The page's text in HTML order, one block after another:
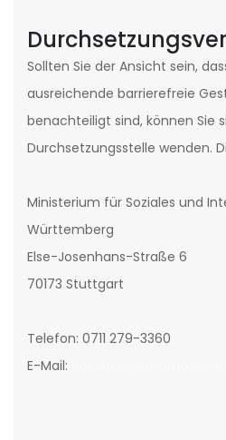
Sollten Sie der Ansicht sein,
ausreichende barrierefreie
benachteiligt sind, können Sie
Durchsetzungsstelle wenden.
Ministerium für Soziales und
Württemberg
Else-Josenhans-Straße 6
70173 Stuttgart
Telefon: 0711 279-3360
E-Mail: